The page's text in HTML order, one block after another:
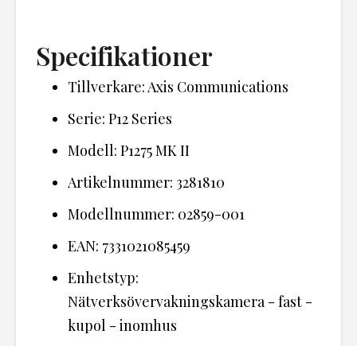
Specifikationer
Tillverkare: Axis Communications
Serie: P12 Series
Modell: P1275 MK II
Artikelnummer: 3281810
Modellnummer: 02859-001
EAN: 7331021085459
Enhetstyp:
Nätverksövervakningskamera - fast -
kupol - inomhus